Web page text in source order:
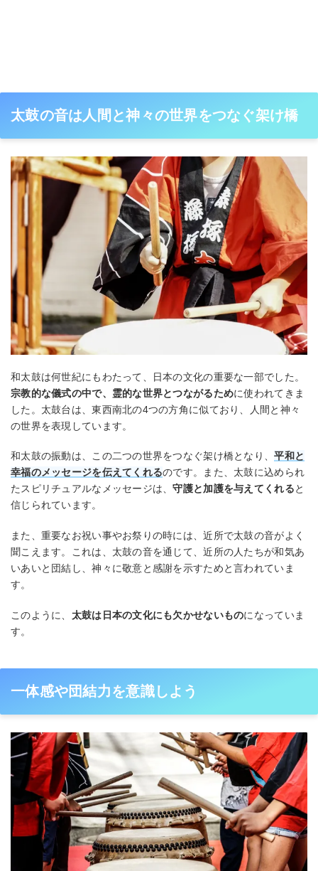
太鼓の音は人間と神々の世界をつなぐ架け橋
和太鼓は何世紀にもわたって、日本の文化の重要な一部でした。
宗教的な儀式の中で、霊的な世界とつながるために使われてきま
した。太鼓台は、東西南北の4つの方角に似ており、人間と神々
の世界を表現しています。
和太鼓の振動は、この二つの世界をつなぐ架け橋となり、平和と
幸福のメッセージを伝えてくれるのです。また、太鼓に込められ
たスピリチュアルなメッセージは、守護と加護を与えてくれると
信じられています。
また、重要なお祝い事やお祭りの時には、近所で太鼓の音がよく
聞こえます。これは、太鼓の音を通じて、近所の人たちが和気あ
いあいと団結し、神々に敬意と感謝を示すためと言われていま
す。
このように、 太鼓は日本の文化にも欠かせないものになっていま
す。
一体感や団結力を意識しよう